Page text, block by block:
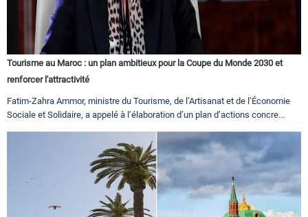
Tourisme au Maroc : un plan ambitieux pour la Coupe du Monde 2030 et
renforcer l'attractivité
Fatim-Zahra Ammor, ministre du Tourisme, de l’Artisanat et de l’Économie
Sociale et Solidaire, a appelé à l’élaboration d’un plan d’actions concre...